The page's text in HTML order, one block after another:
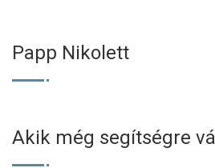
Papp Nikolett
Akik még segítségre